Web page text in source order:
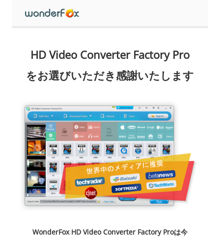
HD Video Converter Factory Pro
をお選びいただき感謝いたします
WonderFox HD Video Converter Factory Proは今